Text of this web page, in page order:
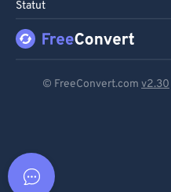
Statut
© FreeConvert.com v2.30